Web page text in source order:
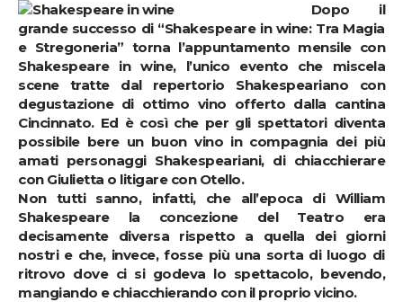
Dopo il
grande successo di “Shakespeare in wine: Tra Magia
e Stregoneria” torna l’appuntamento mensile con
Shakespeare in wine, l’unico evento che miscela
scene tratte dal repertorio Shakespeariano con
degustazione di ottimo vino offerto dalla cantina
Cincinnato. Ed è così che per gli spettatori diventa
possibile bere un buon vino in compagnia dei più
amati personaggi Shakespeariani, di chiacchierare
con Giulietta o litigare con Otello.
Non tutti sanno, infatti, che all’epoca di William
Shakespeare la concezione del Teatro era
decisamente diversa rispetto a quella dei giorni
nostri e che, invece, fosse più una sorta di luogo di
ritrovo dove ci si godeva lo spettacolo, bevendo,
mangiando e chiacchierando con il proprio vicino.